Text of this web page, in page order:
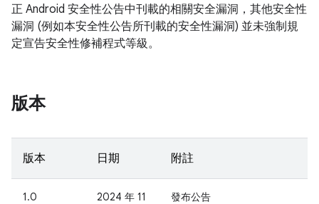
正 Android 安全性公告中刊載的相關安全漏洞，其他安全性
漏洞 (例如本安全性公告所刊載的安全性漏洞) 並未強制規
定宣告安全性修補程式等級。
版本
版本 日期 附註
1.0
2024 年 11
發布公告